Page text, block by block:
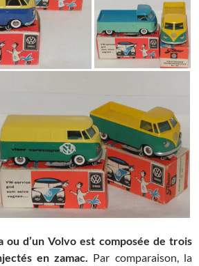
ou d’un Volvo est composée de trois
en zamac.
Par comparaison, la